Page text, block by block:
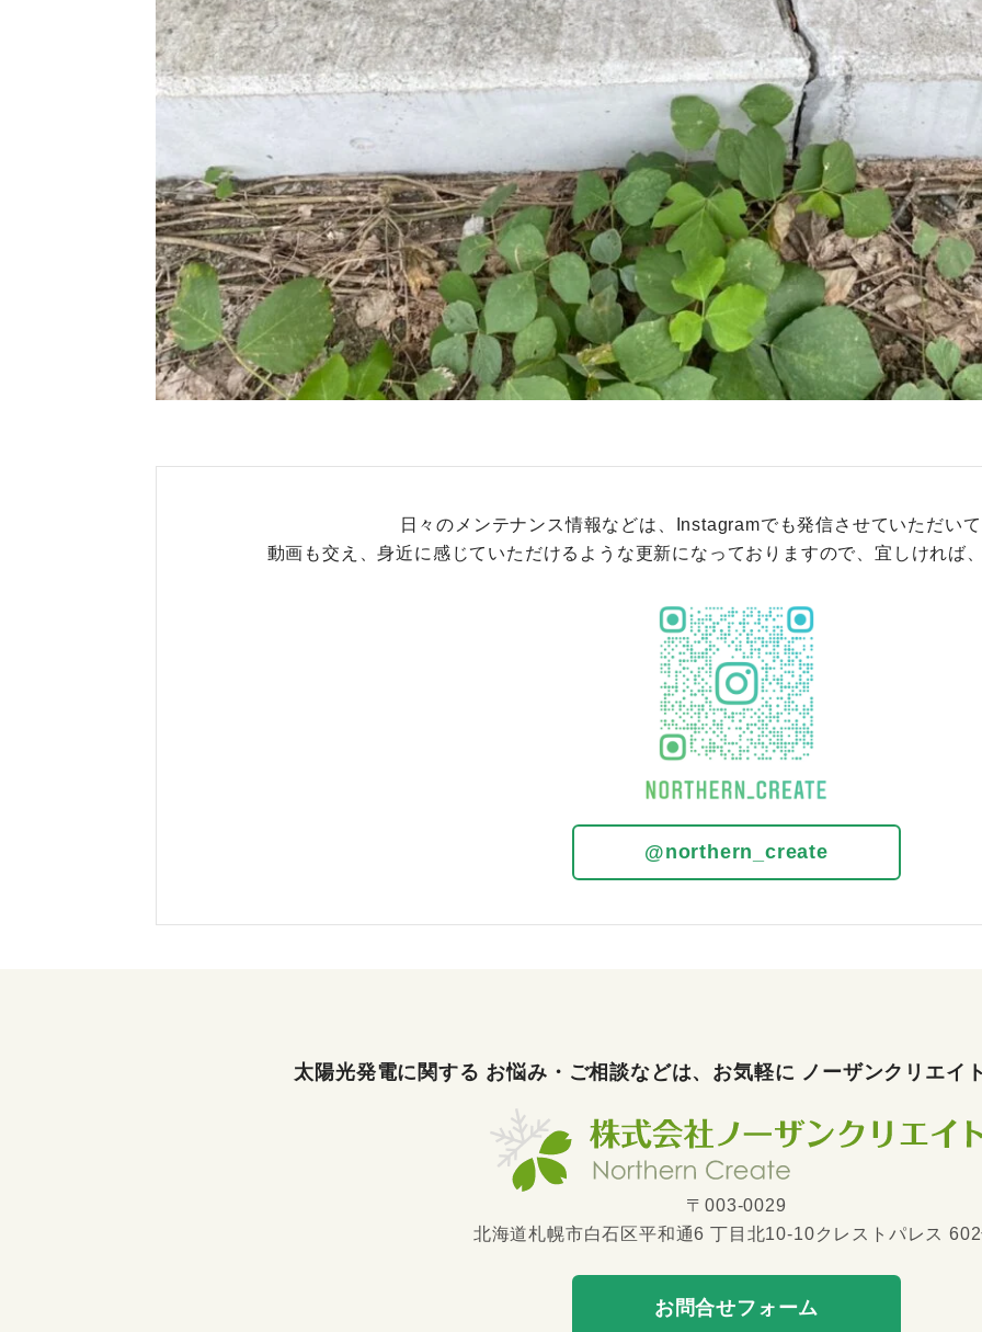
日々のメンテナンス情報などは、Instagramでも発信させていただい
動画も交え、身近に感じていただけるような更新になっておりますので、宜しければ
@northern_create
太陽光発電に関する お悩み・ご相談などは、 お気軽に ノーザンクリエイ
〒003-0029
北海道札幌市白石区平和通6 丁目北10-10クレストパレス
お問合せフォーム